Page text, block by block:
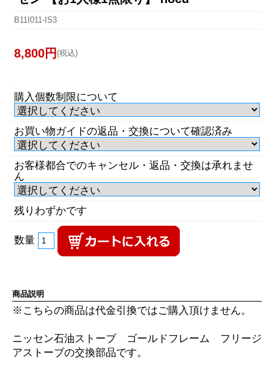
B11I011-IS3
8,800円 (税込)
購入個数制限について
お買い物ガイドの返品・交換について確認済み
お客様都合でのキャンセル・返品・交換は承れませ
ん
残りわずかです
数量
商品説明
※こちらの商品は代金引換ではご購入頂けません。
ニッセン石油ストーブ ゴールドフレーム フリージ
アストーブの交換部品です。